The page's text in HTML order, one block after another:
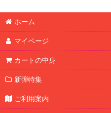
ホーム
マイページ
カートの中身
新弾特集
ご利用案内